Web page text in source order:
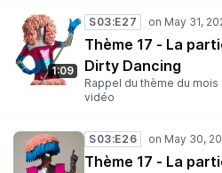
1:09
S03:E27
Thème 17 - La
Dirty Dancing
Rappel du thème du mois
vidéo
S03:E26
Thème 17 - La